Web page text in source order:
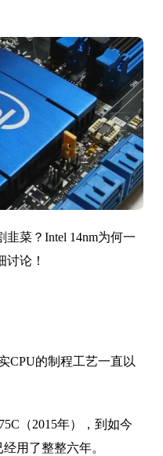
菜？Intel 14nm为何一
论！
CPU的制程工艺一直以
（2015年），到如今
用了整整六年。